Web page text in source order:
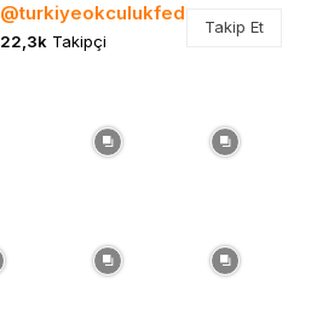
@turkiyeokculukfed
22,3k Takipçi
Takip Et